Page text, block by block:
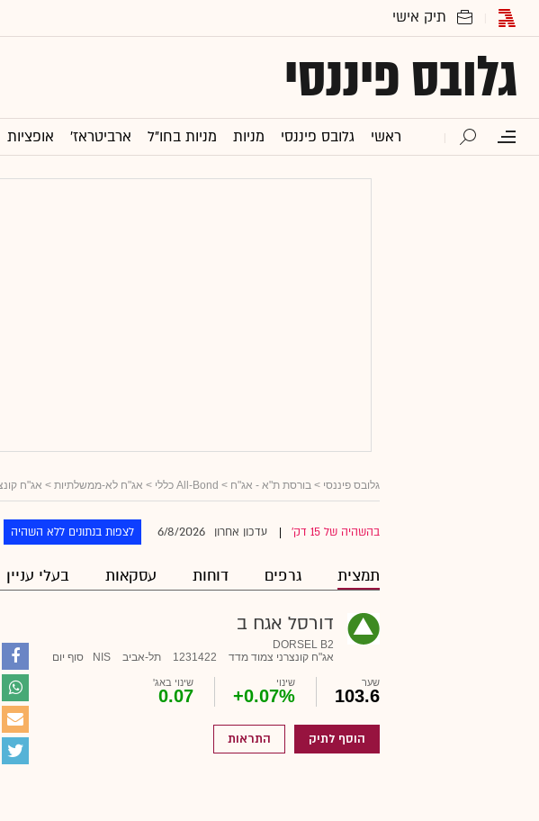
גלובס פיננסי
ראשי גלובס פיננסי מניות מניות בחו"ל ארביטראז' אופציות
גלובס פיננסי > בורסת ת"א - אג"ח > All-Bond כללי > אג"ח לא-ממשלתיות > אג"ח
בהשהיה של 15 דק' עדכון אחרון 6/8/2026 לצפות בנתונים ללא השהיה
תמצית גרפים דוחות עסקאות בעלי עניין
דורסל אגח ב
DORSEL B2
אג"ח קונצרני צמוד מדד
1231422 תל-אביב NIS סוף יום
שער
103.6
שינוי
+0.07%
שינוי באג'
0.07
הוסף לתיק התראות